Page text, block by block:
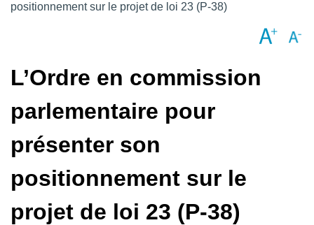
positionnement sur le projet de loi 23 (P-38)
L’Ordre en commission
parlementaire pour
présenter son
positionnement sur le
projet de loi 23 (P-38)